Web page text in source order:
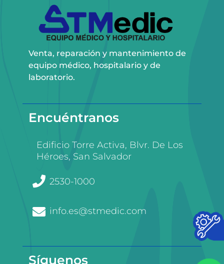
Venta, reparación y mantenimiento de
equipo médico, hospitalario y de
laboratorio.
Encuéntranos
Edificio Torre Activa, Blvr. De Los
Héroes, San Salvador
2530-1000
info.es@stmedic.com
Síguenos